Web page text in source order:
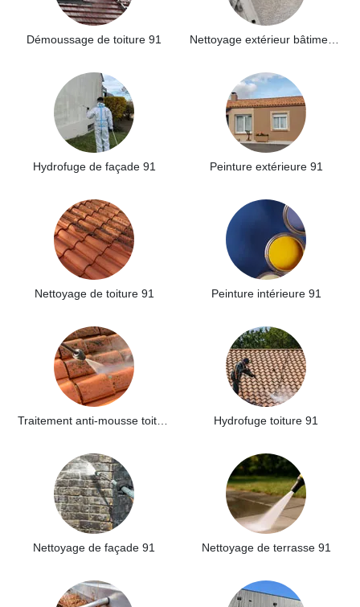
Démoussage de toiture 91
Hydrofuge de façade 91 Peinture extérieure 91
Nettoyage de toiture 91 Peinture intérieure 91
Hydrofuge toiture 91
Nettoyage de façade 91 Nettoyage de terrasse 91